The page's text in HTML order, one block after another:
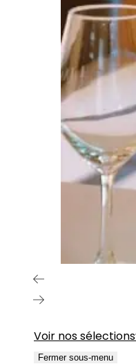
Voir nos sélections
Fermer sous-menu